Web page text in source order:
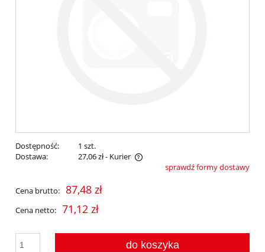
Dostępność:
1 szt.
Dostawa:
27,06 zł- Kurier
Cena nie zawiera ewentualnych kosztów płatnościsprawdź formy dostawy
Cena brutto: 87,48 zł
Cena netto: 71,12 zł
do koszyka